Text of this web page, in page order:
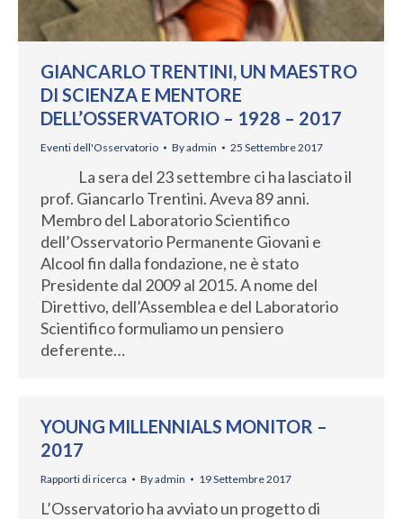
GIANCARLO TRENTINI, UN MAESTRO
DI SCIENZA E MENTORE
DELL’OSSERVATORIO – 1928 – 2017
Eventi dell'Osservatorio Byadmin 25 Settembre 2017
La sera del 23 settembre ci ha lasciato il
prof. Giancarlo Trentini. Aveva 89 anni.
Membro del Laboratorio Scientifico
dell’Osservatorio Permanente Giovani e
Alcool fin dalla fondazione, ne è stato
Presidente dal 2009 al 2015. A nome del
Direttivo, dell’Assemblea e del Laboratorio
Scientifico formuliamo un pensiero
deferente…
YOUNG MILLENNIALS MONITOR –
2017
Rapporti di ricerca Byadmin 19 Settembre 2017
L’Osservatorio ha avviato un progetto di